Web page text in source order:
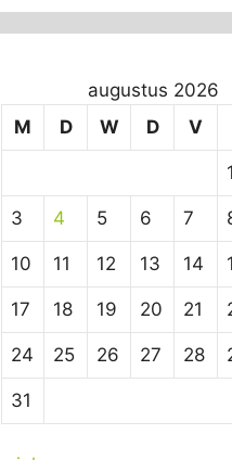
augustus 2026
M
D W D V
1
3 4 5 6 7
10 11 12 13 14
17 18 19 20 21
24 25 26 27 28
31